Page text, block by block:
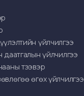
үйлчилгээ
даатгалын үйлчилгээ
тээвэр
өгөх үйлчилгээ